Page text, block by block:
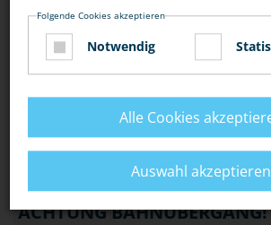
VERKEHR
NACHTS SICHER UNTERWEGS
Fühlst Du dich nachts auf dem Heimweg,
Bahn manchmal unsicher? Mit unseren
dein Sicherheitsgefühl und bist immer…
ACHTUNG BAHNÜBERGANG!
Folgende Cookies akzeptieren
Notwendig
Alle Cookies
Auswahl akzeptieren